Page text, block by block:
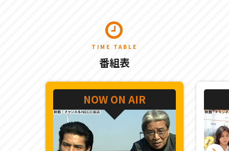
TIME TABLE
番組表
NOW ON AIR